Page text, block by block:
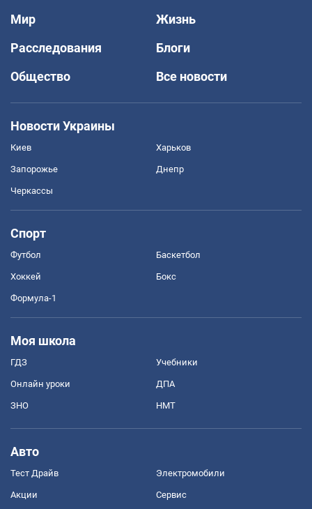
Мир
Жизнь
Расследования
Блоги
Общество
Все новости
Новости Украины
Киев Харьков
Запорожье Днепр
Черкассы
Спорт
Футбол Баскетбол
Хоккей Бокс
Формула-1
Моя школа
ГДЗ Учебники
Онлайн уроки ДПА
ЗНО НМТ
Авто
Тест Драйв Электромобили
Акции Сервис